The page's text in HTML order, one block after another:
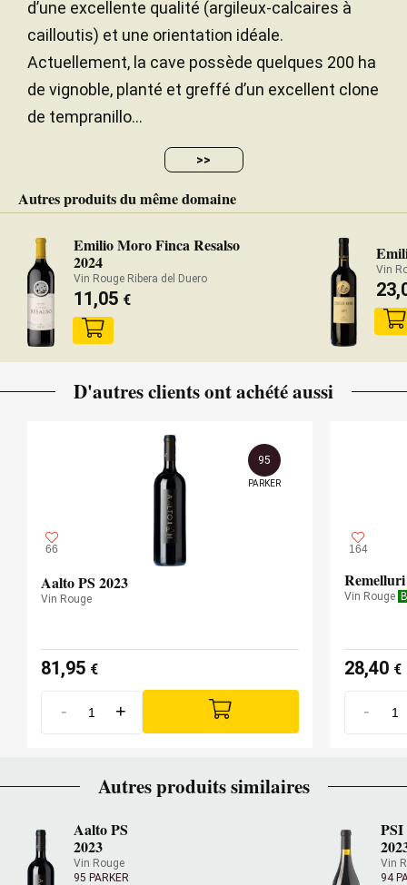
d’une excellente qualité (argileux-calcaires à
cailloutis) et une orientation idéale.
Actuellement, la cave possède quelques 200 ha
de vignoble, planté et greffé d’un excellent clone
de tempranillo...
>>
Autres produits du même domaine
Emilio Moro Finca Resalso
2024
Vin Rouge Ribera del Duero
11,05 €
Vin
D'autres clients ont achété aussi
66
95
PARKER
Aalto PS 2023
Vin Rouge
81,95 €
- +
164
Remelluri
Vin Rouge
28,40 €
-
Autres produits similaires
Aalto PS
2023
Vin Rouge
95 PARKER
PSI
Vin
94